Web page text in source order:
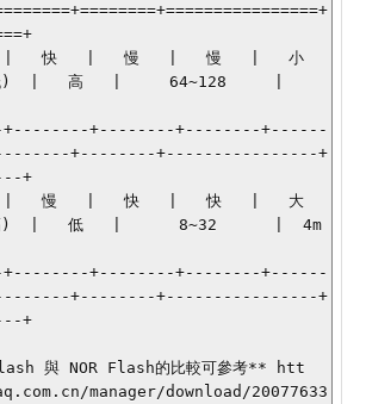
|   快   |   慢   |   慢   |   小
低)  |   高   |     64~128     |
+--------+--------+------
+--------+----------------+
+
|   慢   |   快   |   快   |   大
高)  |   低   |      8~32      |  4m
+--------+--------+------
+--------+----------------+
+
與 NOR Flash的比較可參考** htt
manager/download/20077633